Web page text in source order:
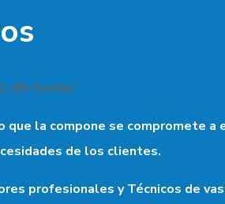
que la compone se compromete
de los clientes.
profesionales y Técnicos de